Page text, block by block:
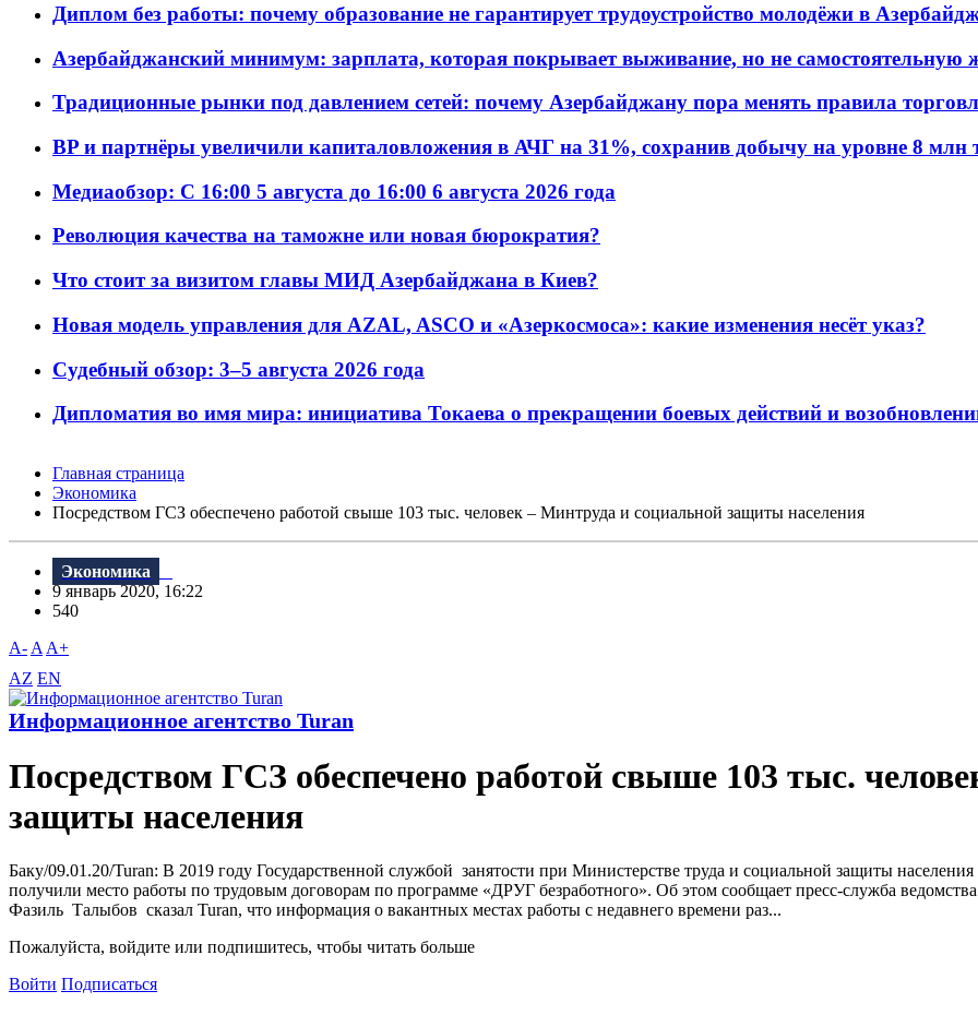
Диплом без работы: почему образование не гарантирует трудоустройство молодёжи в
Азербайджанский минимум: зарплата, которая покрывает выживание, но не самостоятельную
Традиционные рынки под давлением сетей: почему Азербайджану пора менять правила
BP и партнёры увеличили капиталовложения в АЧГ на 31%, сохранив добычу на уровне 8 млн
Медиаобзор: С 16:00 5 августа до 16:00 6 августа 2026 года
Революция качества на таможне или новая бюрократия?
Что стоит за визитом главы МИД Азербайджана в Киев?
Новая модель управления для AZAL, ASCO и «Азеркосмоса»: какие изменения несёт указ?
Судебный обзор: 3–5 августа 2026 года
Дипломатия во имя мира: инициатива Токаева о прекращении боевых действий и
Главная страница
Экономика
Посредством ГСЗ обеспечено работой свыше 103 тыс. человек – Минтруда и социальной защиты населения
Экономика
9 январь 2020, 16:22
540
A- A A+
AZ EN
Информационное агентство Turan
Посредством ГСЗ обеспечено работой свыше 103 тыс.
защиты населения
Баку/09.01.20/Turan: В 2019 году Государственной службой занятости при Министерстве труда и социальной защиты
получили место работы по трудовым договорам по программе «ДРУГ безработного». Об этом сообщает пресс-служба
Фазиль Талыбов сказал Turan, что информация о вакантных местах работы с недавнего времени раз...
Пожалуйста, войдите или подпишитесь, чтобы читать больше
Войти Подписаться